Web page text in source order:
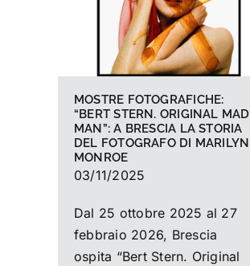
MOSTRE FOTOGRAFICHE:
“BERT STERN. ORIGINAL MAD
MAN”: A BRESCIA LA STORIA
DEL FOTOGRAFO DI MARILYN
MONROE
03/11/2025
Dal 25 ottobre 2025 al 27
febbraio 2026, Brescia
ospita “Bert Stern. Original